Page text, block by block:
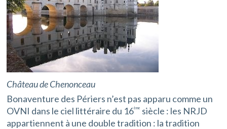
Château de Chenonceau
Bonaventure des Périers n’est pas apparu comme un
OVNI dans le ciel littéraire du 16ème
siècle : les NRJD
appartiennent à une double tradition : la tradition